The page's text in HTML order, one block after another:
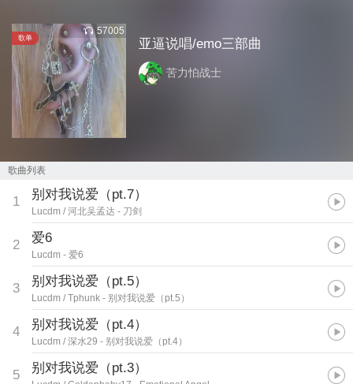
歌单
57005
亚逼说唱/emo三部曲
苦力怕战士
歌曲列表
1 别对我说爱（pt.7）
Lucdm / 河北吴孟达 - 刀剑
2 爱6
Lucdm - 爱6
3 别对我说爱（pt.5）
Lucdm / Tphunk - 别对我说爱（pt.5）
4 别对我说爱（pt.4）
Lucdm / 深水29 - 别对我说爱（pt.4）
5 别对我说爱（pt.3）